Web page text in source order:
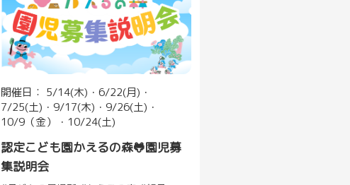
開催日： 5/14(木)・6/22(月)・
7/25(土)・9/17(木)・9/26(土)・
10/9（金）・10/24(土)
認定こども園かえるの森🐸園児募
集説明会